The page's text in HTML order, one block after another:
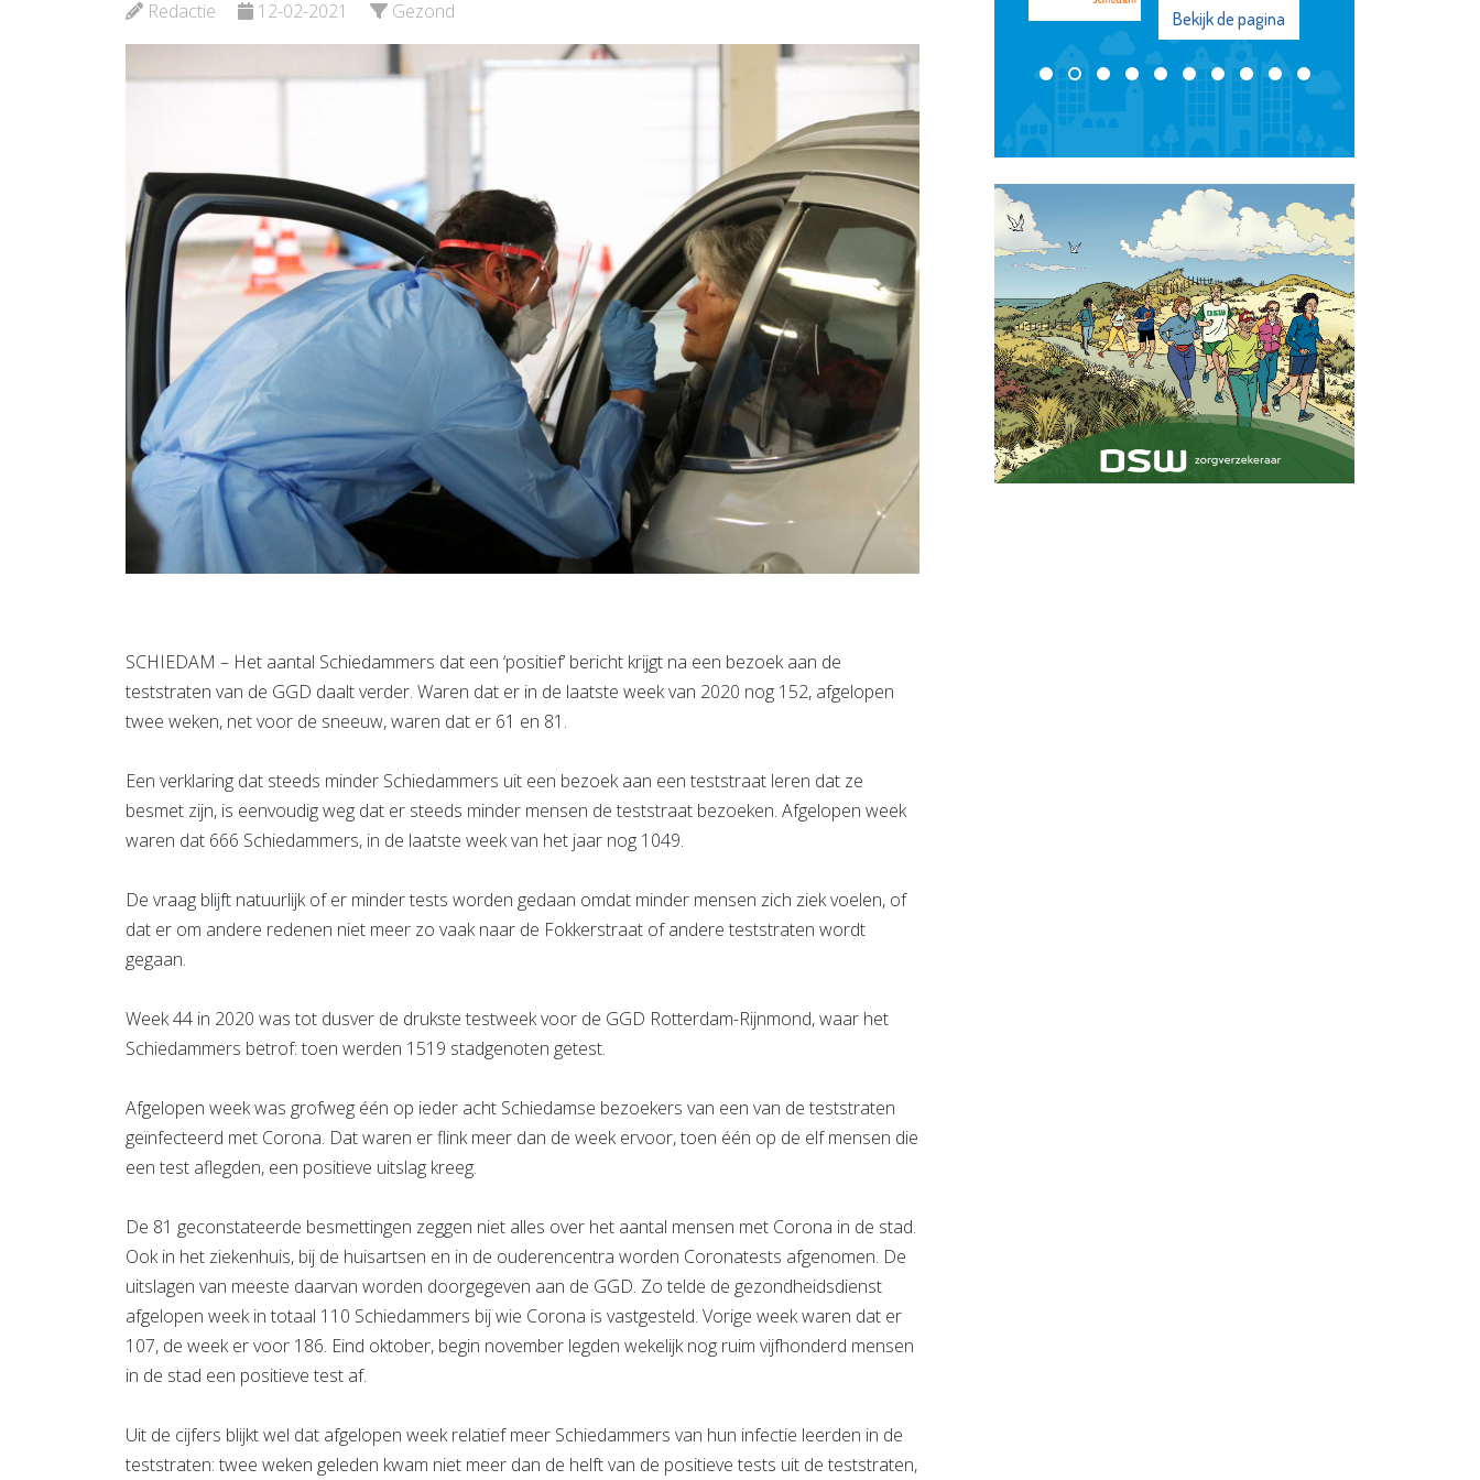
Redactie 12-02-2021 Gezond
SCHIEDAM – Het aantal Schiedammers dat een ‘positief’ bericht krijgt na een bezoek aan de
teststraten van de GGD daalt verder. Waren dat er in de laatste week van 2020 nog 152, afgelopen
twee weken, net voor de sneeuw, waren dat er 61 en 81.
Een verklaring dat steeds minder Schiedammers uit een bezoek aan een teststraat leren dat ze
besmet zijn, is eenvoudig weg dat er steeds minder mensen de teststraat bezoeken. Afgelopen week
waren dat 666 Schiedammers, in de laatste week van het jaar nog 1049.
De vraag blijft natuurlijk of er minder tests worden gedaan omdat minder mensen zich ziek voelen, of
dat er om andere redenen niet meer zo vaak naar de Fokkerstraat of andere teststraten wordt
gegaan.
Week 44 in 2020 was tot dusver de drukste testweek voor de GGD Rotterdam-Rijnmond, waar het
Schiedammers betrof: toen werden 1519 stadgenoten getest.
Afgelopen week was grofweg één op ieder acht Schiedamse bezoekers van een van de teststraten
geïnfecteerd met Corona. Dat waren er flink meer dan de week ervoor, toen één op de elf mensen die
een test aflegden, een positieve uitslag kreeg.
De 81 geconstateerde besmettingen zeggen niet alles over het aantal mensen met Corona in de stad.
Ook in het ziekenhuis, bij de huisartsen en in de ouderencentra worden Coronatests afgenomen. De
uitslagen van meeste daarvan worden doorgegeven aan de GGD. Zo telde de gezondheidsdienst
afgelopen week in totaal 110 Schiedammers bij wie Corona is vastgesteld. Vorige week waren dat er
107, de week er voor 186. Eind oktober, begin november legden wekelijk nog ruim vijfhonderd mensen
in de stad een positieve test af.
Uit de cijfers blijkt wel dat afgelopen week relatief meer Schiedammers van hun infectie leerden in de
teststraten: twee weken geleden kwam niet meer dan de helft van de positieve tests uit de teststraten,
Bekijk de pagina Bekijk de pagina Bekijk de pagina